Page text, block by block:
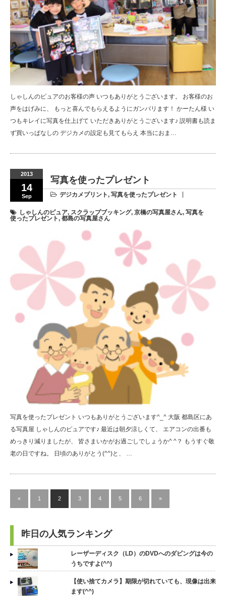
しゃしんのピュアのお客様の声 いつもありがとうございます。 お客様のお
声をはげみに、 もっと喜んでもらえるようにガンバリます！ かーたん様 い
つもキレイに写真を仕上げて いただきありがとうございます♪ 説明書も読ま
ず買いっぱなしの デジカメの設定も見てもらえ 本当におま…
2013
14
Sep
写真を使ったプレゼント
デジカメプリント, 写真を使ったプレゼント
しゃしんのピュア, スクラップブッキング, 京橋の写真屋さん, 写真を
使ったプレゼント, 都島の写真屋さん
写真を使ったプレゼント いつもありがとうございます^_^ 大阪 都島区にあ
る写真屋 しゃしんのピュアです♪ 最近は朝夕涼しくて、 エアコンの出番も
めっきり減りましたが、 皆さまいかがお過ごしでしょうか^ ^？ もうすぐ敬
老の日ですね。 日頃のありがとう(^^)と、 …
« 1 2 3 4 5 6 »
昨日の人気ランキング
レーザーディスク（LD）のDVDへのダビングは今の
うちですよ(^^)
【使い捨てカメラ】期限が切れていても、現像は出来
ます(^^)